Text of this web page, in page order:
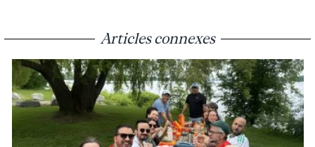
Articles connexes